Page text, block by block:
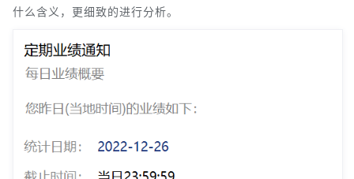
什么含义，更细致的进行分析。